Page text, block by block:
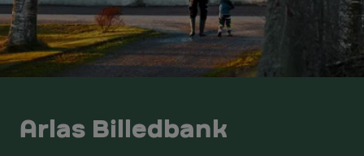
Arlas Billedbank